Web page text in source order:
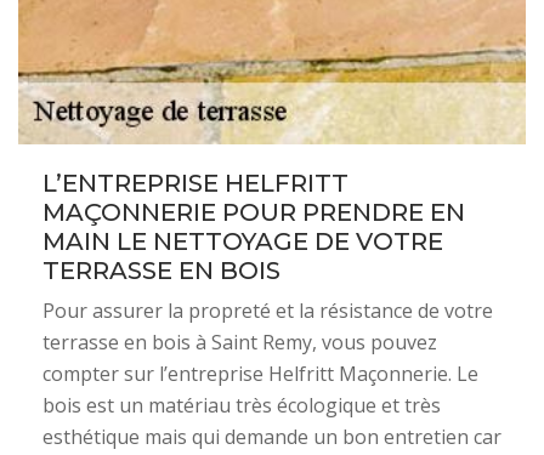
L’ENTREPRISE HELFRITT
MAÇONNERIE POUR PRENDRE EN
MAIN LE NETTOYAGE DE VOTRE
TERRASSE EN BOIS
Pour assurer la propreté et la résistance de votre
terrasse en bois à Saint Remy, vous pouvez
compter sur l’entreprise Helfritt Maçonnerie. Le
bois est un matériau très écologique et très
esthétique mais qui demande un bon entretien car